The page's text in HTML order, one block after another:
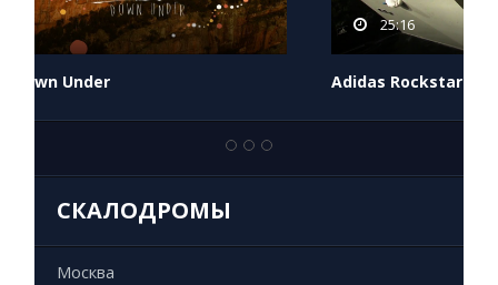
25:16
Adidas Rockstars
СКАЛОДРОМЫ
Москва